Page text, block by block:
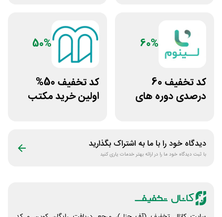
60%
کد تخفیف 60
درصدی دوره های
50%
کد تخفیف 50%
اولین خرید مکتب
دیدگاه خود را با ما به اشتراک بگذارید
با ثبت دیدگاه خود ما را در ارائه بهتر خدمات یاری کنید